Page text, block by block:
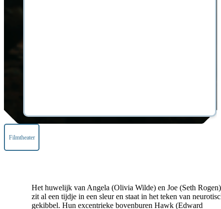
Filmtheater
Het huwelijk van Angela (Olivia Wilde) en Joe (Seth Rogen)
zit al een tijdje in een sleur en staat in het teken van
gekibbel. Hun excentrieke bovenburen Hawk (Edward